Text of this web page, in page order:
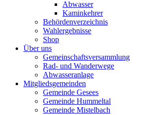
Abwasser
Kaminkehrer
Behördenverzeichnis
Wahlergebnisse
Shop
Über uns
Gemeinschaftsversammlung
Rad- und Wanderwege
Abwasseranlage
Mitgliedsgemeinden
Gemeinde Gesees
Gemeinde Hummeltal
Gemeinde Mistelbach